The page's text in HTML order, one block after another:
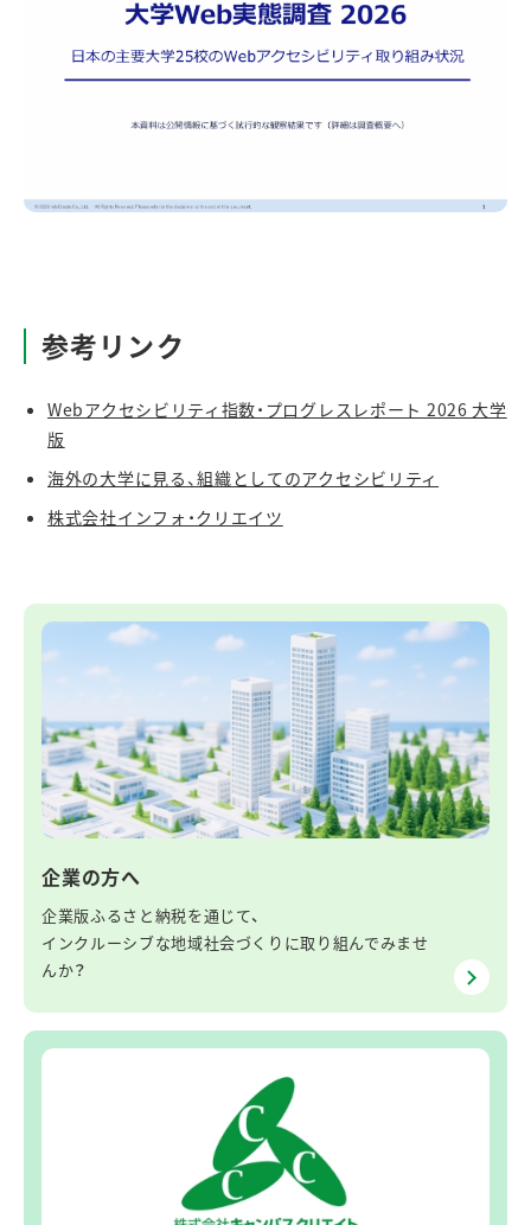
参考リンク
Webアクセシビリティ指数・プログレスレポート 2026 大学
版
海外の大学に見る、組織としてのアクセシビリティ
株式会社インフォ・クリエイツ
企業の方へ
企業版ふるさと納税を通じて、
インクルーシブな地域社会づくりに取り組んでみませ
んか？